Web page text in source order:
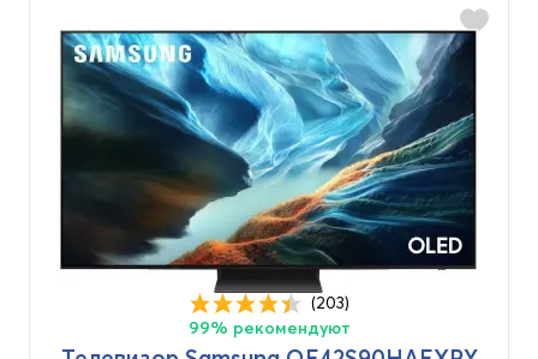
(203)
99% рекомендуют